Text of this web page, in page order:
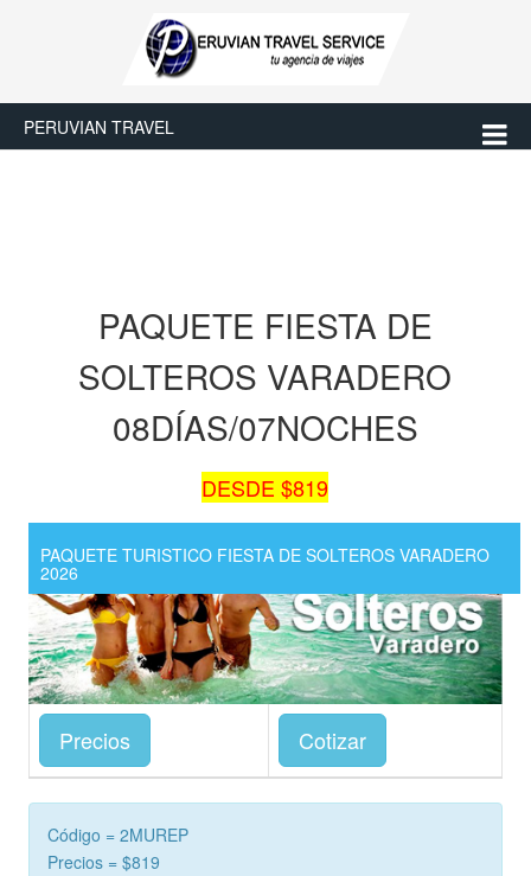
PERUVIAN TRAVEL
PAQUETE FIESTA DE
SOLTEROS VARADERO
08DÍAS/07NOCHES
DESDE $819
PAQUETE TURISTICO FIESTA DE SOLTEROS VARADERO
2026
Precios Cotizar
Código = 2MUREP
Precios = $819